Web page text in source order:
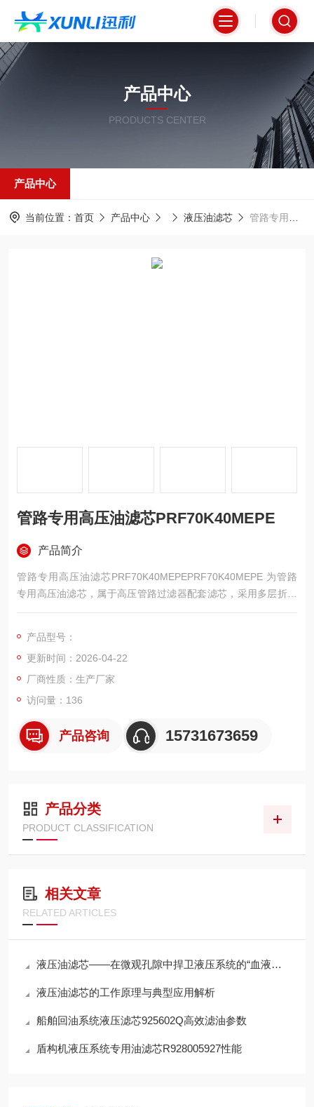
产品中心
PRODUCTS CENTER
产品中心
当前位置： 首页 产品中心 液压油滤芯 管路专用高压油滤芯PRF70K40MEPE
管路专用高压油滤芯PRF70K40MEPE
产品简介
管路专用高压油滤芯PRF70K40MEPEPRF70K40MEPE 为管路
专用高压油滤芯，属于高压管路过滤器配套滤芯，采用多层折叠
结构与金属网复合 EPE 深层滤材，骨架坚固耐压，过滤精度 40μ
好，可有效过滤液压油中的金属碎屑、硬质颗粒、杂质沉淀物，
保护管路、液压泵及阀组元件，适用于各类工业高压液压管路系
统，尺寸标准，安装便捷
产品型号：
更新时间：2026-04-22
厂商性质：生产厂家
访问量：136
产品咨询 15731673659
产品分类
PRODUCT CLASSIFICATION
相关文章
RELATED ARTICLES
液压油滤芯——在微观孔隙中捍卫液压系统的“血液纯净”
液压油滤芯的工作原理与典型应用解析
船舶回油系统液压滤芯925602Q高效滤油参数
盾构机液压系统专用油滤芯R928005927性能